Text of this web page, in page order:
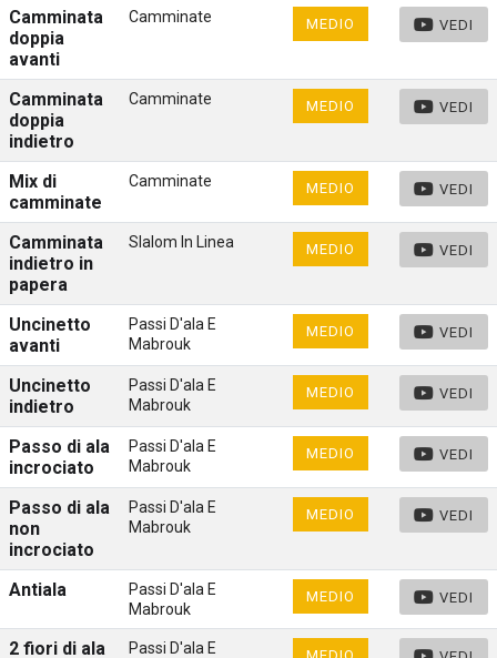
Camminata
doppia
avanti
Camminate MEDIO VEDI
Camminata
doppia
indietro
Camminate MEDIO VEDI
Mix di
camminate
Camminate MEDIO VEDI
Camminata
indietro in
papera
Slalom In Linea MEDIO VEDI
Uncinetto
avanti
Passi D'ala E
Mabrouk
MEDIO VEDI
Uncinetto
indietro
Passi D'ala E
Mabrouk
MEDIO VEDI
Passo di ala
incrociato
Passi D'ala E
Mabrouk
MEDIO VEDI
Passo di ala
non
incrociato
Passi D'ala E
Mabrouk
MEDIO VEDI
Antiala
Passi D'ala E
Mabrouk
MEDIO VEDI
2 fiori di ala Passi D'ala E